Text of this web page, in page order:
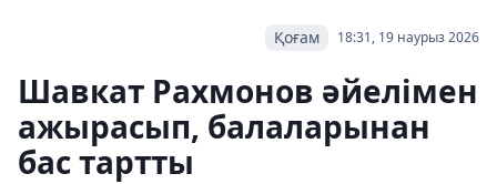
18:31, 19 наурыз 2026
Қоғам
Шавкат Рахмонов әйелімен
ажырасып, балаларынан
бас тартты